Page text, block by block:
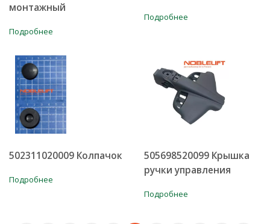
монтажный
Подробнее
Подробнее
502311020009 Колпачок
Подробнее
505698520099 Крышка
ручки управления
Подробнее